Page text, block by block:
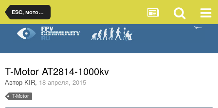
ESC, моторы, пропеллеры
T-Motor AT2814-1000kv
Автор KIR, 18 апреля, 2015
T-Motor